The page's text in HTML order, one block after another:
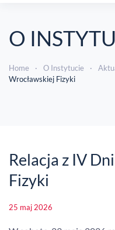
O
Home O Instytucie
Wrocławskiej Fizyki
Relacja z IV
Fizyki
25 maj 2026